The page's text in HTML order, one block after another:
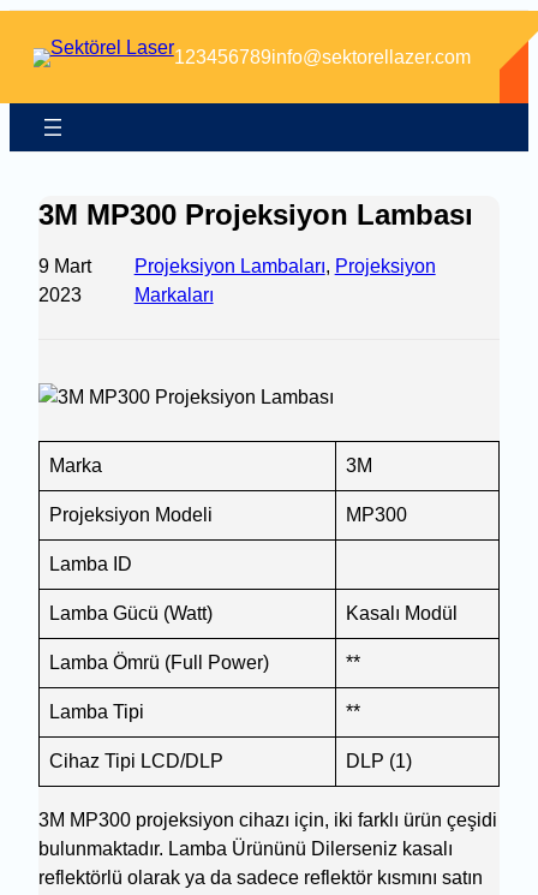
geç
123456789info@sektorellazer.com
3M MP300 Projeksiyon Lambası
9 Mart
2023
Projeksiyon Lambaları, Projeksiyon
Markaları
Marka 3M
Projeksiyon Modeli MP300
Lamba ID
Lamba Gücü (Watt) Kasalı Modül
Lamba Ömrü (Full Power) **
Lamba Tipi **
Cihaz Tipi LCD/DLP DLP (1)
3M MP300 projeksiyon cihazı için, iki farklı ürün çeşidi
bulunmaktadır. Lamba Ürününü Dilerseniz kasalı
reflektörlü olarak ya da sadece reflektör kısmını satın